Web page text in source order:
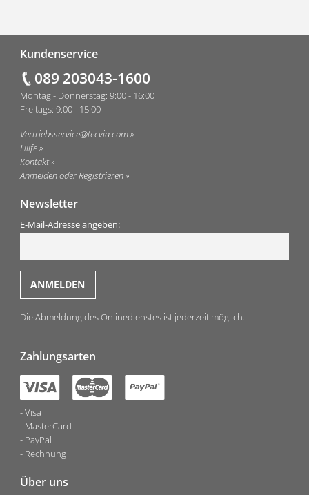
Kundenservice
089 203043-1600
Montag - Donnerstag: 9:00 - 16:00
Freitags: 9:00 - 15:00
Vertriebsservice@tecvia.com
Hilfe
Kontakt
Anmelden oder Registrieren
Newsletter
E-Mail-Adresse angeben:
Die Abmeldung des Onlinedienstes ist jederzeit möglich.
Zahlungsarten
Visa
MasterCard
PayPal
Rechnung
Über uns